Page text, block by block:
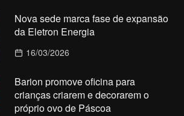
Nova sede marca fase de expansão
da Eletron Energia
16/03/2026
Barion promove oficina para
crianças criarem e decorarem o
próprio ovo de Páscoa